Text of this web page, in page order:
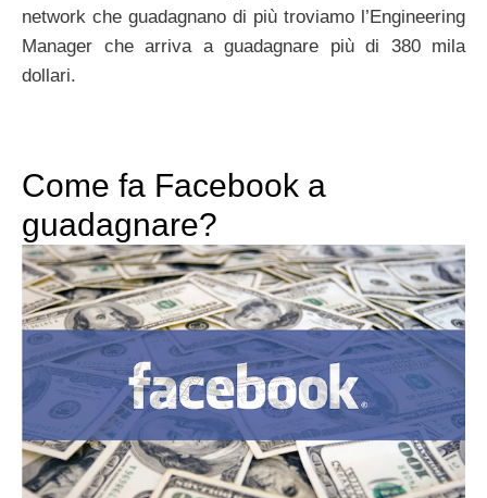
network che guadagnano di più troviamo l’Engineering
Manager che arriva a guadagnare più di 380 mila
dollari.
Come fa Facebook a
guadagnare?